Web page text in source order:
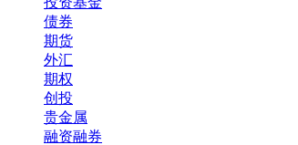
债券
期货
外汇
期权
创投
贵金属
融资融券